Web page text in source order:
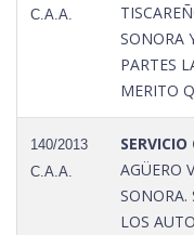
C.A.A.
SONORA
PARTES
MERITO
140/2013
C.A.A.
SERVICIO
AGÜERO
SONORA.
LOS